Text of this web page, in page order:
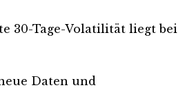
30-Tage-Volatilität liegt bei
Daten und